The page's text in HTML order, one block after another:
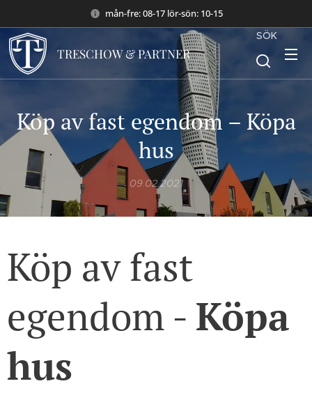
mån-fre: 08-17 lör-sön: 10-15
TRESCHOW & PARTNER
SÖK
Köp av fast egendom – Köpa
hus
09.02.2021
Köp av fast
egendom - Köpa
hus